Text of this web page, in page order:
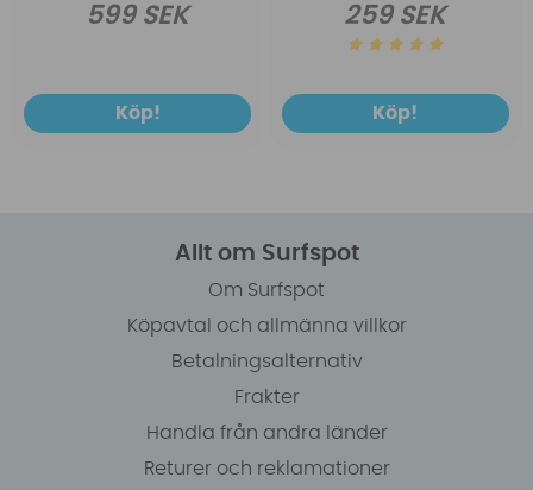
599 SEK
Köp!
259 SEK
Köp!
Allt om Surfspot
Om Surfspot
Köpavtal och allmänna villkor
Betalningsalternativ
Frakter
Handla från andra länder
Returer och reklamationer